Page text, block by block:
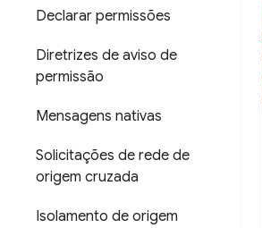
Declarar permissões
Diretrizes de aviso de
permissão
Mensagens nativas
Solicitações de rede de
origem cruzada
Isolamento de origem